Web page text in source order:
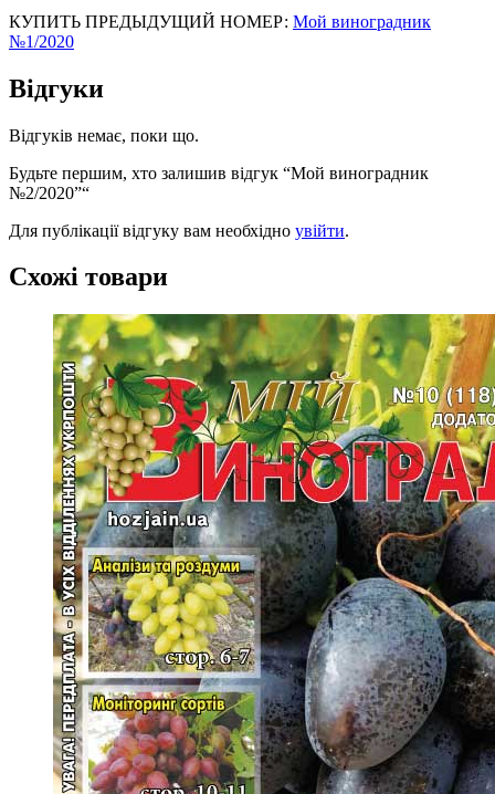
КУПИТЬ ПРЕДЫДУЩИЙ НОМЕР: Мой виноградник
№1/2020
Відгуки
Відгуків немає, поки що.
Будьте першим, хто залишив відгук “Мой виноградник
№2/2020”“
Для публікації відгуку вам необхідно увійти.
Схожі товари